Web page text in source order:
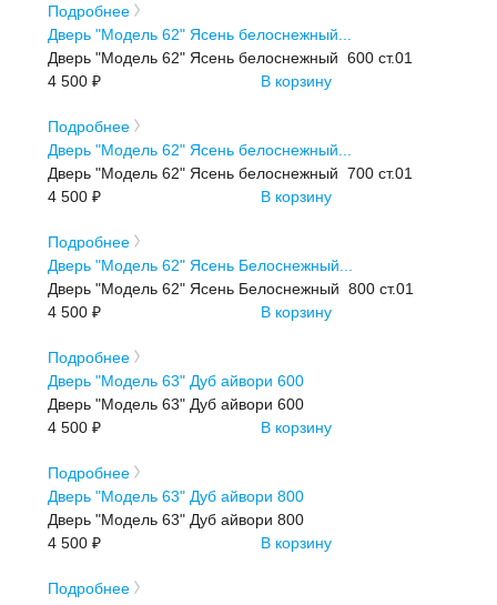
Подробнее
Дверь "Модель 62" Ясень белоснежный...
Дверь "Модель 62" Ясень белоснежный 600 ст.01
4 500 ₽
В корзину
Подробнее
Дверь "Модель 62" Ясень белоснежный...
Дверь "Модель 62" Ясень белоснежный 700 ст.01
4 500 ₽
В корзину
Подробнее
Дверь "Модель 62" Ясень Белоснежный...
Дверь "Модель 62" Ясень Белоснежный 800 ст.01
4 500 ₽
В корзину
Подробнее
Дверь "Модель 63" Дуб айвори 600
Дверь "Модель 63" Дуб айвори 600
4 500 ₽
В корзину
Подробнее
Дверь "Модель 63" Дуб айвори 800
Дверь "Модель 63" Дуб айвори 800
4 500 ₽
В корзину
Подробнее